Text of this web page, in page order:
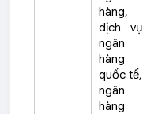
hàng,
dịch vụ
ngân
hàng
quốc tế,
ngân
hàng